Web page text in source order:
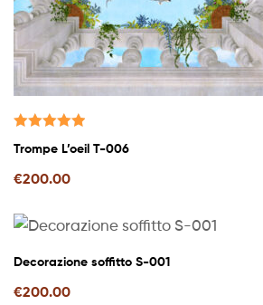
Trompe L’oeil T-006
€200.00
Decorazione soffitto S-001
€200.00